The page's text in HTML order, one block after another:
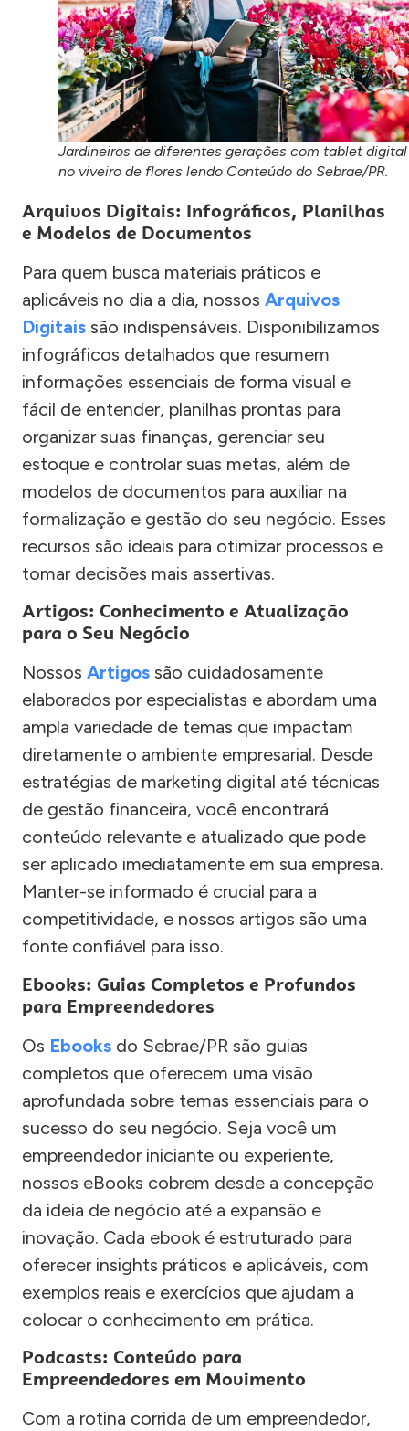
Jardineiros de diferentes gerações com tablet digital
no viveiro de flores lendo Conteúdo do Sebrae/PR.
Arquivos Digitais: Infográficos, Planilhas
e Modelos de Documentos
Para quem busca materiais práticos e
aplicáveis no dia a dia, nossos Arquivos
Digitais são indispensáveis. Disponibilizamos
infográficos detalhados que resumem
informações essenciais de forma visual e
fácil de entender, planilhas prontas para
organizar suas finanças, gerenciar seu
estoque e controlar suas metas, além de
modelos de documentos para auxiliar na
formalização e gestão do seu negócio. Esses
recursos são ideais para otimizar processos e
tomar decisões mais assertivas.
Artigos: Conhecimento e Atualização
para o Seu Negócio
Nossos Artigos são cuidadosamente
elaborados por especialistas e abordam uma
ampla variedade de temas que impactam
diretamente o ambiente empresarial. Desde
estratégias de marketing digital até técnicas
de gestão financeira, você encontrará
conteúdo relevante e atualizado que pode
ser aplicado imediatamente em sua empresa.
Manter-se informado é crucial para a
competitividade, e nossos artigos são uma
fonte confiável para isso.
Ebooks: Guias Completos e Profundos
para Empreendedores
Os Ebooks do Sebrae/PR são guias
completos que oferecem uma visão
aprofundada sobre temas essenciais para o
sucesso do seu negócio. Seja você um
empreendedor iniciante ou experiente,
nossos eBooks cobrem desde a concepção
da ideia de negócio até a expansão e
inovação. Cada ebook é estruturado para
oferecer insights práticos e aplicáveis, com
exemplos reais e exercícios que ajudam a
colocar o conhecimento em prática.
Podcasts: Conteúdo para
Empreendedores em Movimento
Com a rotina corrida de um empreendedor,